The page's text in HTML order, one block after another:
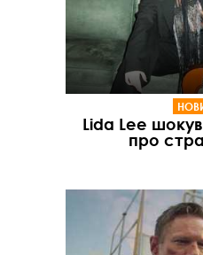
Lida Lee
про